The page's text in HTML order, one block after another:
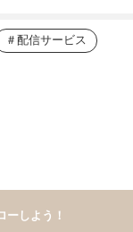
配信サービス
ーしよう！